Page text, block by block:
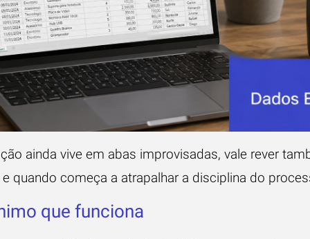
ainda vive em abas improvisadas, vale rever
quando começa a atrapalhar a disciplina do
que funciona